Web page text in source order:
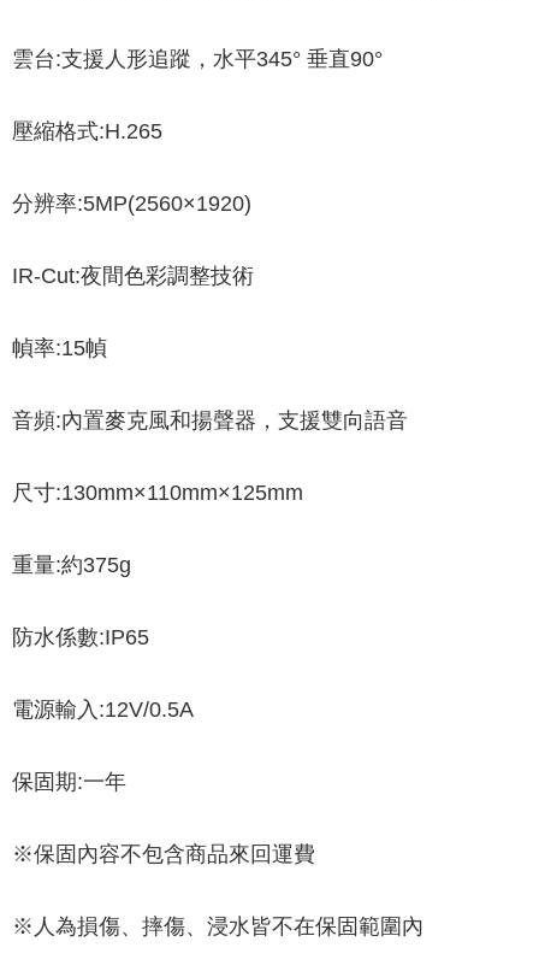
雲台:支援人形追蹤，水平345° 垂直90°
壓縮格式:H.265
分辨率:5MP(2560×1920)
IR-Cut:夜間色彩調整技術
幀率:15幀
音頻:內置麥克風和揚聲器，支援雙向語音
尺寸:130mm×110mm×125mm
重量:約375g
防水係數:IP65
電源輸入:12V/0.5A
保固期:一年
※保固內容不包含商品來回運費
※人為損傷、摔傷、浸水皆不在保固範圍內